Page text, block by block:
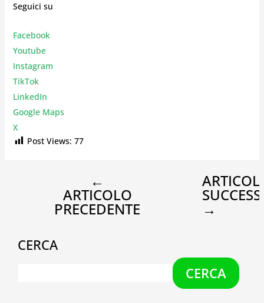
Seguici su
Facebook
Youtube
Instagram
TikTok
LinkedIn
Google Maps
X
Post Views: 77
←
ARTICOLO
PRECEDENTE →
CERCA
CERCA